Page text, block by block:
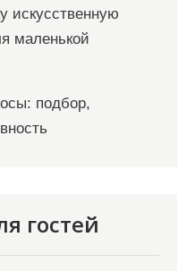
искусственную
маленькой
подбор,
гостей